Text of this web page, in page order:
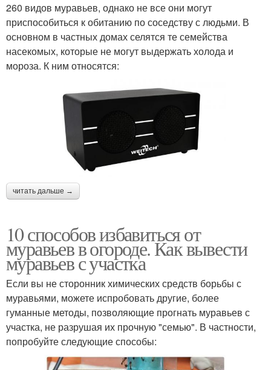
260 видов муравьев, однако не все они могут
приспособиться к обитанию по соседству с людьми. В
основном в частных домах селятся те семейства
насекомых, которые не могут выдержать холода и
мороза. К ним относятся:
читать дальше →
10 способов избавиться от
муравьев в огороде. Как вывести
муравьев с участка
Если вы не сторонник химических средств борьбы с
муравьями, можете испробовать другие, более
гуманные методы, позволяющие прогнать муравьев с
участка, не разрушая их прочную "семью". В частности,
попробуйте следующие способы: